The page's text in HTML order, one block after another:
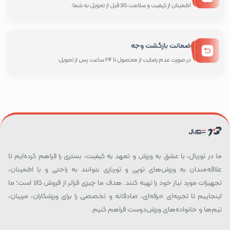
اطمینان از کیفیت و سلامت کالا قبل از تحویل به شما.
ضمانت بازگشت وجه
در صورت عدم رضایت از محصول تا 24 ساعت پس از تحویل
ما در توربال، با عشق به ورزش و تعهد به کیفیت، بستری را فراهم کرده‌ایم تا
علاقه‌مندان به ورزش‌های توپی و توربازی بتوانند به راحتی و با اطمینان،
تجهیزات مورد نیاز خود را تهیه کنند. هدف ما چیزی فراتر از فروش کالا است؛ ما
اینجاییم تا تجربه‌ای حرفه‌ای، صادقانه و تخصصی را برای ورزشکاران، مربیان،
تیم‌ها و خانواده‌های ورزش‌دوست فراهم کنیم.